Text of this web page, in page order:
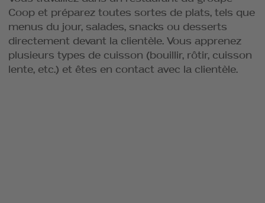
Coop et préparez toutes sortes de plats, tels que
menus du jour, salades, snacks ou desserts
directement devant la clientèle. Vous apprenez
plusieurs types de cuisson (bouillir, rôtir, cuisson
lente, etc.) et êtes en contact avec la clientèle.